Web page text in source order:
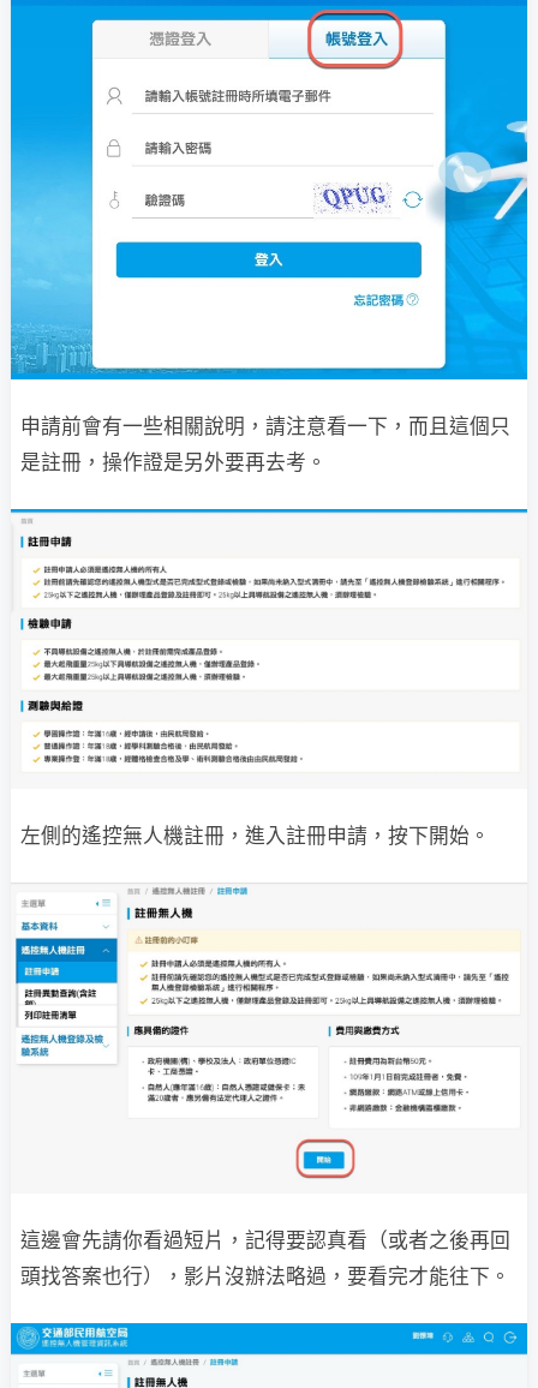
申請前會有一些相關說明，請注意看一下，而且這個只
是註冊，操作證是另外要再去考。
左側的遙控無人機註冊，進入註冊申請，按下開始。
這邊會先請你看過短片，記得要認真看（或者之後再回
頭找答案也行），影片沒辦法略過，要看完才能往下。